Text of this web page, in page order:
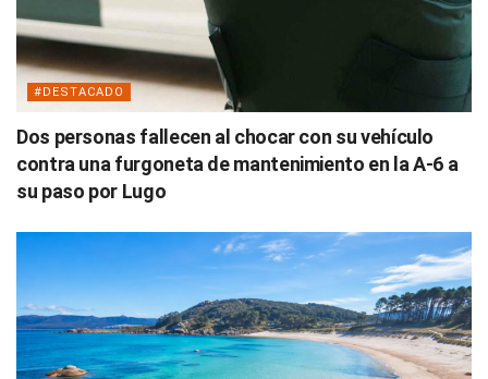
#DESTACADO
Dos personas fallecen al chocar con su vehículo
contra una furgoneta de mantenimiento en la A-6 a
su paso por Lugo